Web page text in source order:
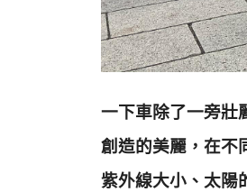
一下車除了一旁壯
創造的美麗， 在不
紫外線大小、太